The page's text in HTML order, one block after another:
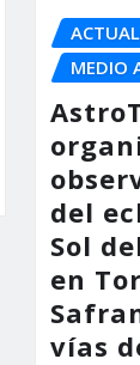
MEDIO
del
Sol
en
vías